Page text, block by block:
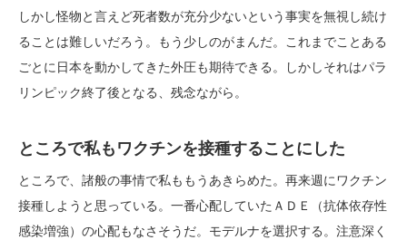
しかし怪物と言えど死者数が充分少ないという事実を無視し続け
ることは難しいだろう。もう少しのがまんだ。これまでことある
ごとに日本を動かしてきた外圧も期待できる。しかしそれはパラ
リンピック終了後となる、残念ながら。
ところで私もワクチンを接種することにした
ところで、諸般の事情で私ももうあきらめた。再来週にワクチン
接種しようと思っている。一番心配していたＡＤＥ（抗体依存性
感染増強）の心配もなさそうだ。モデルナを選択する。注意深く